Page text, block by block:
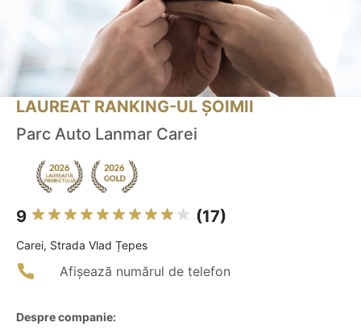
LAUREAT RANKING-UL ȘOIMII
Parc Auto Lanmar Carei
9 (17)
Carei, Strada Vlad Țepes
Afișează numărul de telefon
Despre companie: